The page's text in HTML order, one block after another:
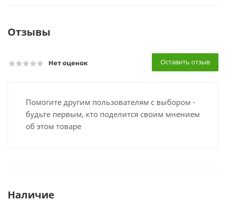
Отзывы
Нет оценок Оставить отзыв
Помогите другим пользователям с выбором -
будьте первым, кто поделится своим мнением
об этом товаре
Наличие